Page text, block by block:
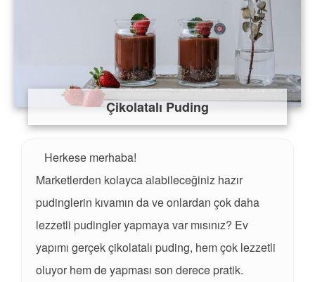
Çikolatalı Puding
Herkese merhaba!
Marketlerden kolayca alabileceğiniz hazır
pudinglerin kıvamın da ve onlardan çok daha
lezzetli pudingler yapmaya var mısınız? Ev
yapımı gerçek çikolatalı puding, hem çok lezzetli
oluyor hem de yapması son derece pratik.